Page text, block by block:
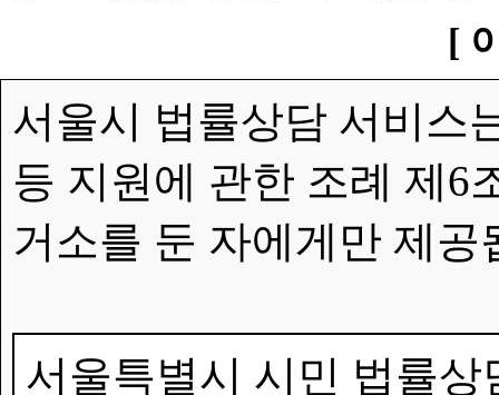
[
서울시 법률상담 서비스
등 지원에 관한 조례 제6
거소를 둔 자에게만 제공
서울특별시 시민 법률